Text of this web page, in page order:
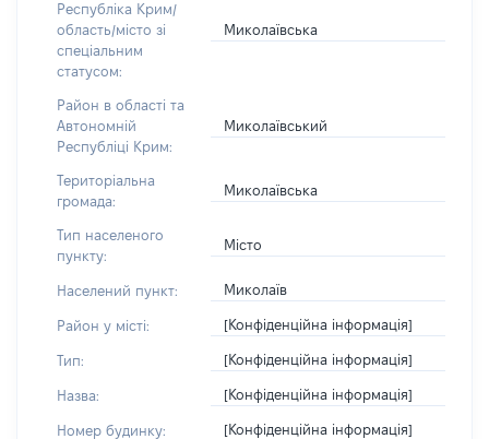
Республіка Крим/
область/місто зі
спеціальним
статусом:
Миколаївська
Район в області та
Автономній
Республіці Крим:
Миколаївський
Територіальна
громада:
Миколаївська
Тип населеного
пункту:
Місто
Населений пункт: Миколаїв
Район у місті: [Конфіденційна інформація]
Тип: [Конфіденційна інформація]
Назва: [Конфіденційна інформація]
Номер будинку: [Конфіденційна інформація]